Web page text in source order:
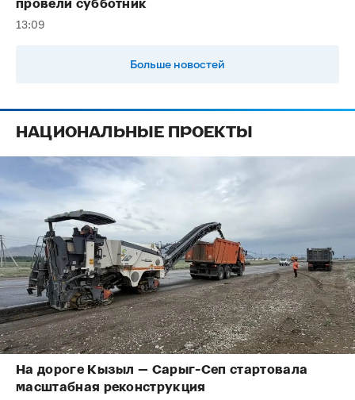
провели субботник
13:09
Больше новостей
НАЦИОНАЛЬНЫЕ ПРОЕКТЫ
На дороге Кызыл — Сарыг-Сеп стартовала
масштабная реконструкция